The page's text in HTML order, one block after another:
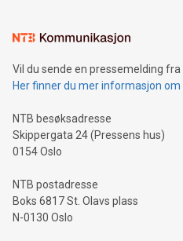
Vil du sende en pressemelding
Her finner du mer informasjon
NTB besøksadresse
Skippergata 24 (Pressens hus)
0154 Oslo
NTB postadresse
Boks 6817 St. Olavs plass
N-0130 Oslo